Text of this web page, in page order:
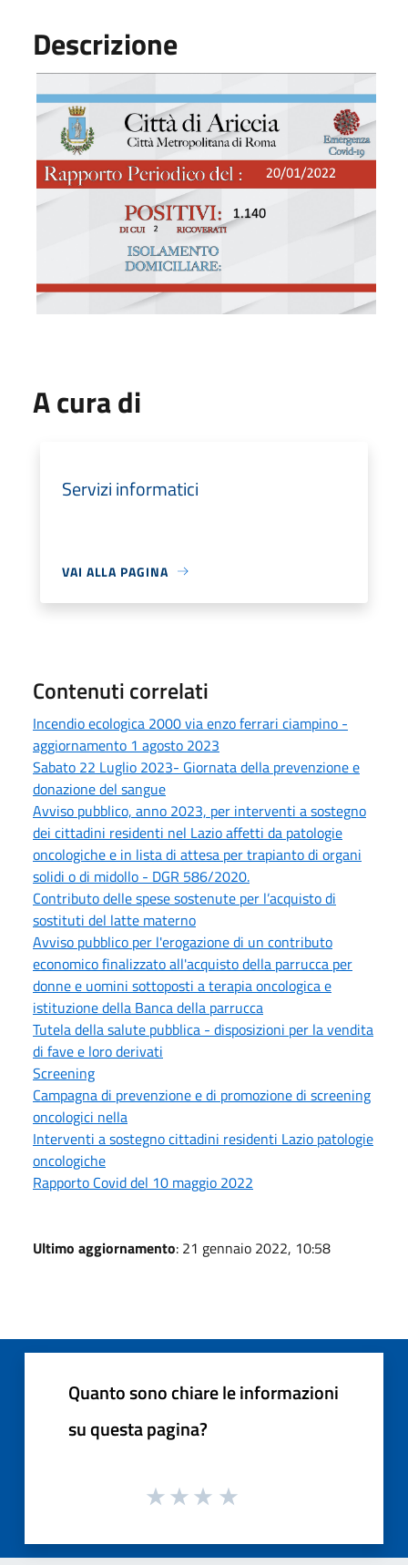
Descrizione
A cura di
Servizi informatici
VAI ALLA PAGINA
Contenuti correlati
Incendio ecologica 2000 via enzo ferrari ciampino -
aggiornamento 1 agosto 2023
Sabato 22 Luglio 2023- Giornata della prevenzione e
donazione del sangue
Avviso pubblico, anno 2023, per interventi a sostegno
dei cittadini residenti nel Lazio affetti da patologie
oncologiche e in lista di attesa per trapianto di organi
solidi o di midollo - DGR 586/2020.
Contributo delle spese sostenute per l’acquisto di
sostituti del latte materno
Avviso pubblico per l'erogazione di un contributo
economico finalizzato all'acquisto della parrucca per
donne e uomini sottoposti a terapia oncologica e
istituzione della Banca della parrucca
Tutela della salute pubblica - disposizioni per la vendita
di fave e loro derivati
Screening
Campagna di prevenzione e di promozione di screening
oncologici nella
Interventi a sostegno cittadini residenti Lazio patologie
oncologiche
Rapporto Covid del 10 maggio 2022
Ultimo aggiornamento: 21 gennaio 2022, 10:58
Quanto sono chiare le informazioni
su questa pagina?